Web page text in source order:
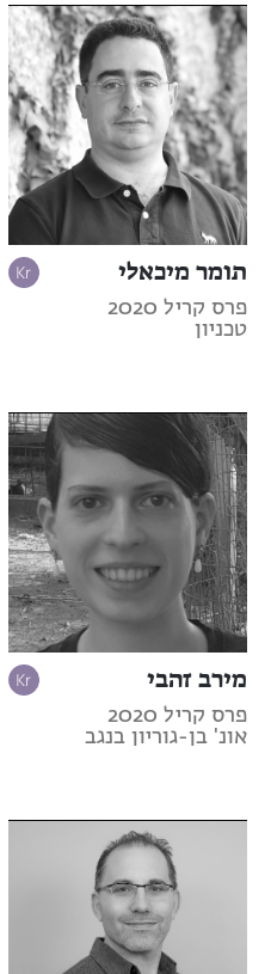
תומר מיכאלי
פרס קריל 2020
טכניון
מירב זהבי
פרס קריל 2020
אונ' בן-גוריון בנגב